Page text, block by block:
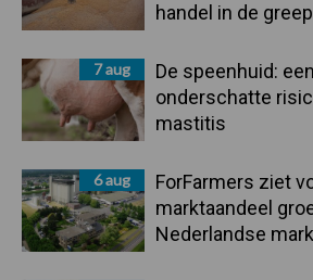
handel in de greep
7 aug
De speenhuid:
onderschatte
mastitis
6 aug
ForFarmers ziet
marktaandeel
Nederlandse